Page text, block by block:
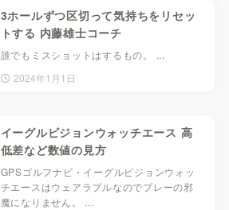
3ホールずつ区切って気持ちをリセッ
トする 内藤雄士コーチ
誰でもミスショットはするもの。 ...
2024年1月1日
イーグルビジョンウォッチエース 高
低差など数値の見方
GPSゴルフナビ・イーグルビジョンウォッ
チエースはウェアラブルなのでプレーの邪
魔になりません。 ...